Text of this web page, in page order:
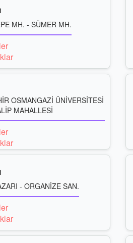
MH. - SÜMER MH.
OSMANGAZİ ÜNİVERSİTESİ
MAHALLESİ
- ORGANİZE SAN.